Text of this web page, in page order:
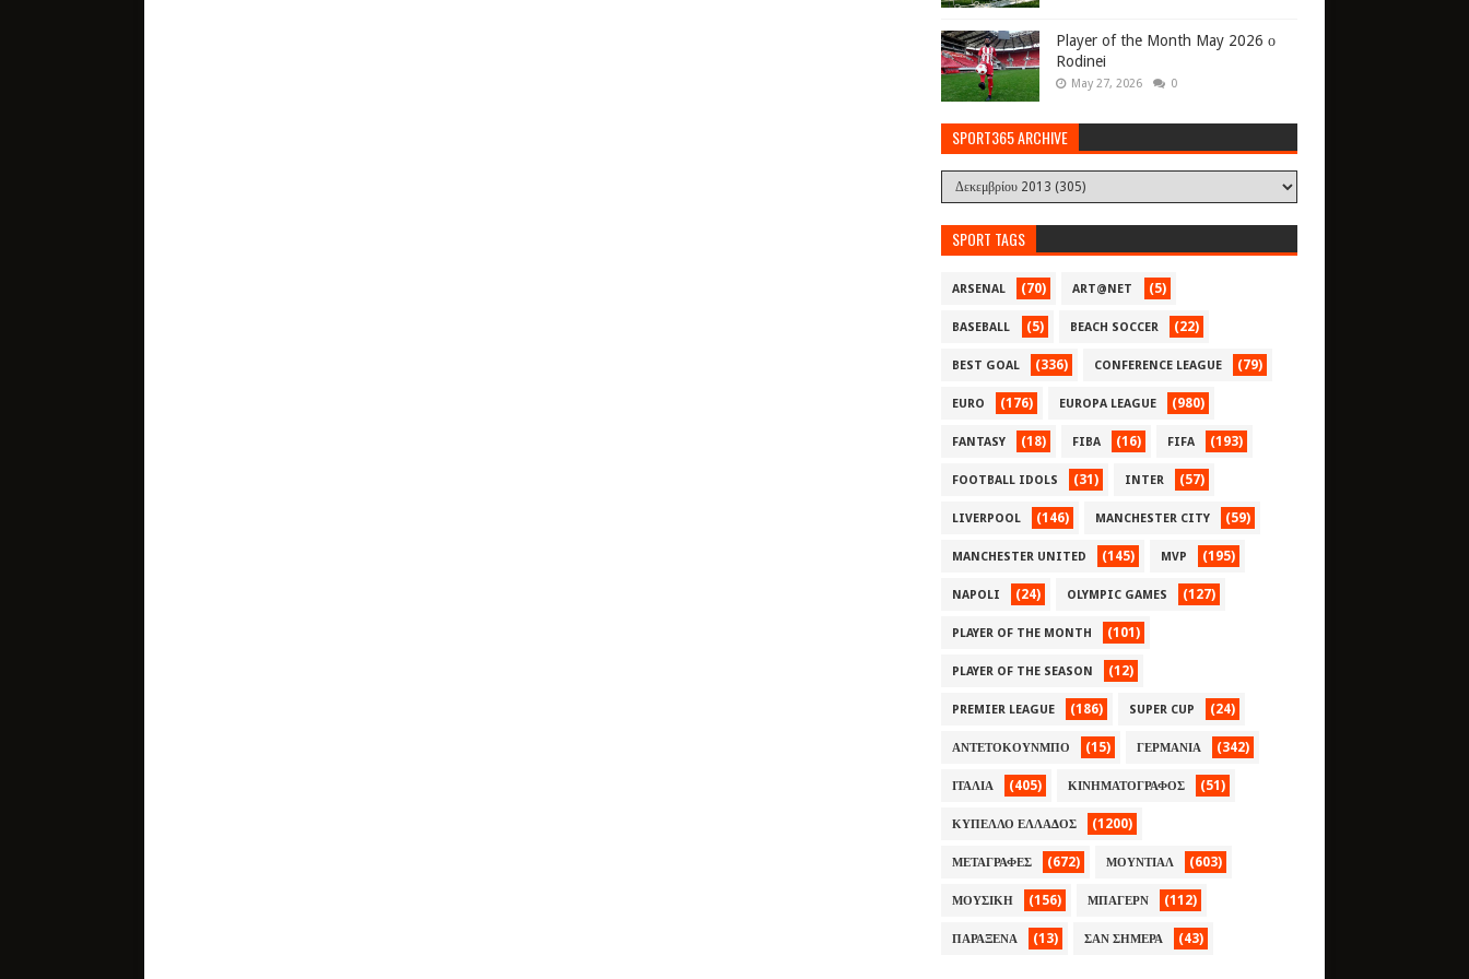
Player of the Month May 2026 ο
Rodinei
May 27, 2026 0
SPORT365 ARCHIVE
SPORT TAGS
ARSENAL (70) ART@NET (5)
BASEBALL (5) BEACH SOCCER (22)
BEST GOAL (336) CONFERENCE LEAGUE (79)
EURO (176) EUROPA LEAGUE (980)
FANTASY (18) FIBA (16) FIFA (193)
FOOTBALL IDOLS (31) INTER (57)
LIVERPOOL (146) MANCHESTER CITY (59)
MANCHESTER UNITED (145) MVP (195)
NAPOLI (24) OLYMPIC GAMES (127)
PLAYER OF THE MONTH (101)
PLAYER OF THE SEASON (12)
PREMIER LEAGUE (186) SUPER CUP (24)
ΑΝΤΕΤΟΚΟΥΝΜΠΟ (15) ΓΕΡΜΑΝΙΑ (342)
ΙΤΑΛΙΑ (405) ΚΙΝΗΜΑΤΟΓΡΑΦΟΣ (51)
ΚΥΠΕΛΛΟ ΕΛΛΑΔΟΣ (1200)
ΜΕΤΑΓΡΑΦΕΣ (672) ΜΟΥΝΤΙΑΛ (603)
ΜΟΥΣΙΚΗ (156) ΜΠΑΓΕΡΝ (112)
ΠΑΡΑΞΕΝΑ (13) ΣΑΝ ΣΗΜΕΡΑ (43)